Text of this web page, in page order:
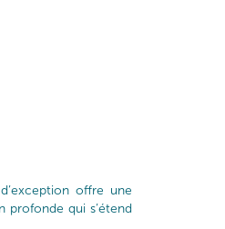
offre une
profonde qui s’étend